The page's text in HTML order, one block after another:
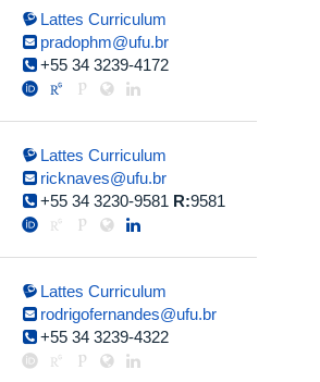
Lattes Curriculum
pradophm@ufu.br
+55 34 3239-4172
Lattes Curriculum
ricknaves@ufu.br
+55 34 3230-9581 R:9581
Lattes Curriculum
rodrigofernandes@ufu.br
+55 34 3239-4322